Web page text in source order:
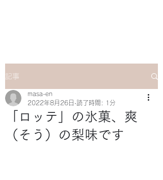
記事
「ロッテ」の氷菓、爽
（そう）の梨味です
masa-en
2022年8月26日 読了時間: 1分